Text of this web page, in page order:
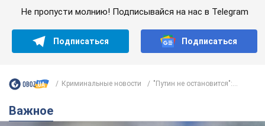
Не пропусти молнию! Подписывайся на нас в Telegram
Подписаться Подписаться
Криминальные новости "Путин не остановится":...
Важное